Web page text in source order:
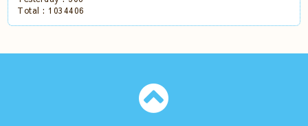
Total : 1034406